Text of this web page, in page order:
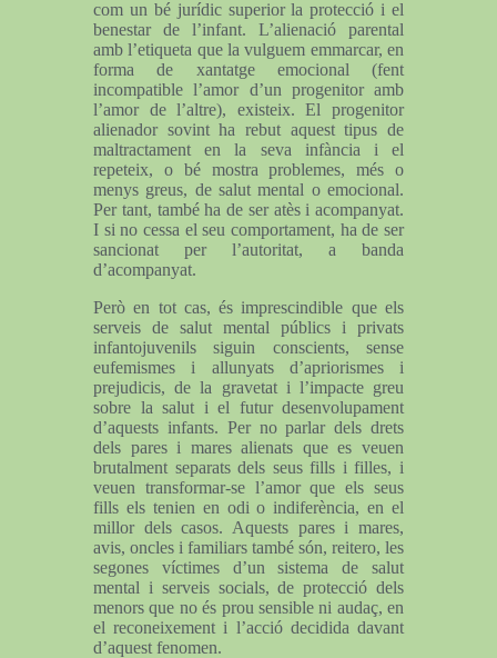
com un bé jurídic superior la protecció i el
benestar de l’infant. L’alienació parental
amb l’etiqueta que la vulguem emmarcar, en
forma de xantatge emocional (fent
incompatible l’amor d’un progenitor amb
l’amor de l’altre), existeix. El progenitor
alienador sovint ha rebut aquest tipus de
maltractament en la seva infància i el
repeteix, o bé mostra problemes, més o
menys greus, de salut mental o emocional.
Per tant, també ha de ser atès i acompanyat.
I si no cessa el seu comportament, ha de ser
sancionat per l’autoritat, a banda
d’acompanyat.
Però en tot cas, és imprescindible que els
serveis de salut mental públics i privats
infantojuvenils siguin conscients, sense
eufemismes i allunyats d’apriorismes i
prejudicis, de la gravetat i l’impacte greu
sobre la salut i el futur desenvolupament
d’aquests infants. Per no parlar dels drets
dels pares i mares alienats que es veuen
brutalment separats dels seus fills i filles, i
veuen transformar-se l’amor que els seus
fills els tenien en odi o indiferència, en el
millor dels casos. Aquests pares i mares,
avis, oncles i familiars també són, reitero, les
segones víctimes d’un sistema de salut
mental i serveis socials, de protecció dels
menors que no és prou sensible ni audaç, en
el reconeixement i l’acció decidida davant
d’aquest fenomen.